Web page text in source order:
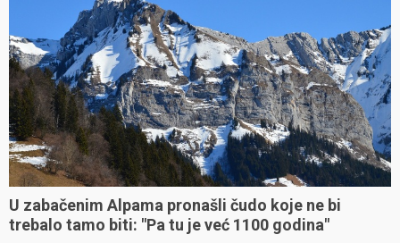
U zabačenim Alpama pronašli čudo koje ne bi
trebalo tamo biti: "Pa tu je već 1100 godina"